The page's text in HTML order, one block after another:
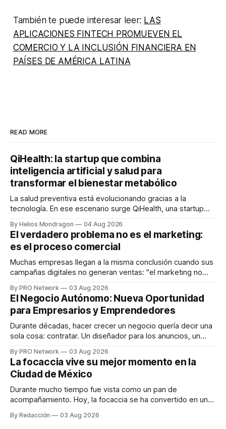
También te puede interesar leer: LAS
APLICACIONES FINTECH PROMUEVEN EL
COMERCIO Y LA INCLUSIÓN FINANCIERA EN
PAÍSES DE AMÉRICA LATINA
READ MORE
QiHealth: la startup que combina
inteligencia artificial y salud para
transformar el bienestar metabólico
La salud preventiva está evolucionando gracias a la
tecnología. En ese escenario surge QiHealth, una startup
dispositivos inteligentes, inteligencia artificial y monitoreo
en tiempo real para ayudar a las personas a tomar mejores
decisiones sobre su salud metabólica. Su propuesta busca
responder
By Helios Mondragon 04 Aug 2026
El verdadero problema no es el marketing:
es el proceso comercial
Muchas empresas llegan a la misma conclusión cuando sus
campañas digitales no generan ventas: "el marketing no
INTERIUS, el problema suele estar en otro lugar. Durante
una entrevista para el podcast SER PRO, el especialista en
marketing digital explicó que
By PRO Network 03 Aug 2026
El Negocio Autónomo: Nueva Oportunidad
para Empresarios y Emprendedores
Durante décadas, hacer crecer un negocio quería decir una
sola cosa: contratar. Un diseñador para los anuncios, un
para los textos, alguien que supiera de publicidad digital
para encontrar prospectos, un vendedor para atender
llamadas y mensajes, y —con suerte— una persona
By PRO Network 03 Aug 2026
La focaccia vive su mejor momento en la
Ciudad de México
Durante mucho tiempo fue vista como un pan de
acompañamiento. Hoy, la focaccia se ha convertido en uno
artesanal, ingredientes de calidad y experiencias que
By Redacción 03 Aug 2026